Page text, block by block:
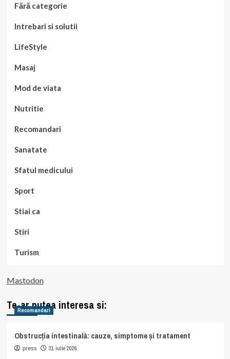
Fără categorie
Intrebari si solutii
LifeStyle
Masaj
Mod de viata
Nutritie
Recomandari
Sanatate
Sfatul medicului
Sport
Stiai ca
Stiri
Turism
Mastodon
Te-ar putea interesa si:
Recomandari
Obstrucția intestinală: cauze, simptome și tratament
press 31 iulie 2026